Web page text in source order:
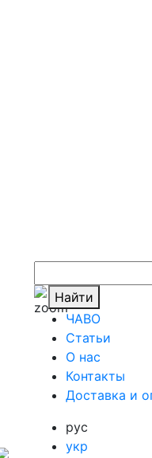
Найти
ЧАВО
Cтатьи
O нас
Контакты
Доставка и
рус
укр